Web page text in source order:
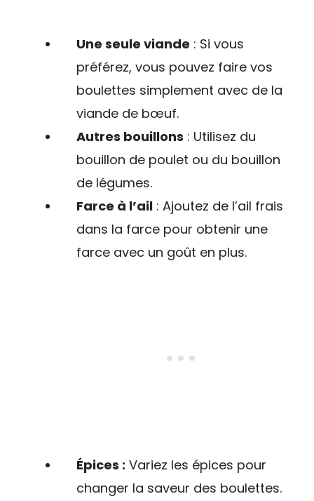
Une seule viande : Si vous
préférez, vous pouvez faire vos
boulettes simplement avec de la
viande de bœuf.
Autres bouillons : Utilisez du
bouillon de poulet ou du bouillon
de légumes.
Farce à l’ail : Ajoutez de l’ail frais
dans la farce pour obtenir une
farce avec un goût en plus.
Épices : Variez les épices pour
changer la saveur des boulettes.